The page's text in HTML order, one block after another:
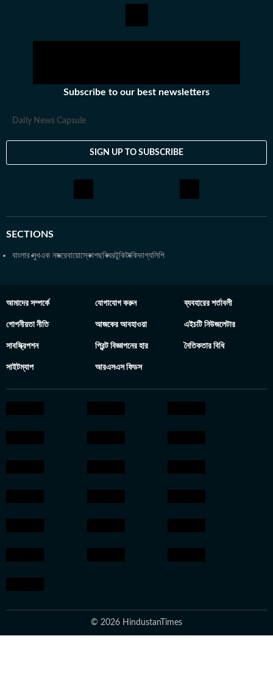
Subscribe to our best newsletters
Daily News Capsule
SIGN UP TO SUBSCRIBE
SECTIONS
বাংলার মুখএক নজরেবায়োস্কোপছবিঘরটুকিটাকিভাগ্যলিপি
আমাদের সম্পর্কে যোগাযোগ করুন ব্যবহারের শর্তাবলী
গোপনীয়তা নীতি আজকের আবহাওয়া এইচটি নিউজলেটার
সাবস্ক্রিপশন প্রিন্ট বিজ্ঞাপনের হার নৈতিকতার বিধি
সাইটম্যাপ আরএসএস ফিডস
© 2026 HindustanTimes